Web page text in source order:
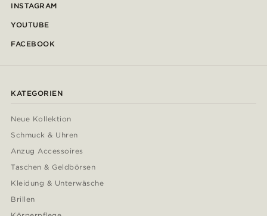
INSTAGRAM
YOUTUBE
FACEBOOK
KATEGORIEN
Neue Kollektion
Schmuck & Uhren
Anzug Accessoires
Taschen & Geldbörsen
Kleidung & Unterwäsche
Brillen